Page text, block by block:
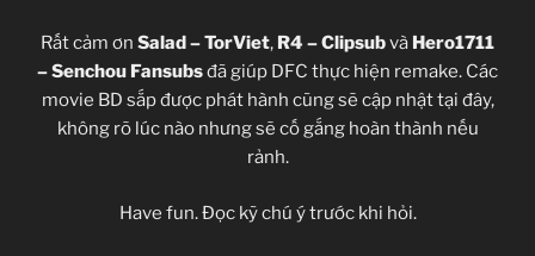
Rất cảm ơn Salad – TorViet, R4 – Clipsubvà Hero1711
– Senchou Fansubsđã giúp DFC thực hiện remake. Các
movie BD sắp được phát hành cũng sẽ cập nhật tại đây,
không rõ lúc nào nhưng sẽ cố gắng hoàn thành nếu
rảnh.
Have fun. Đọc kỹ chú ý trước khi hỏi.